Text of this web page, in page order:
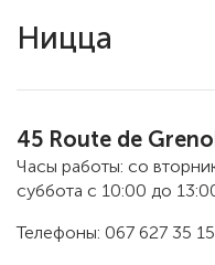
Ницца
45 Route de
Часы работы: со
суббота с 10:00 до
Телефоны: 067 627 35